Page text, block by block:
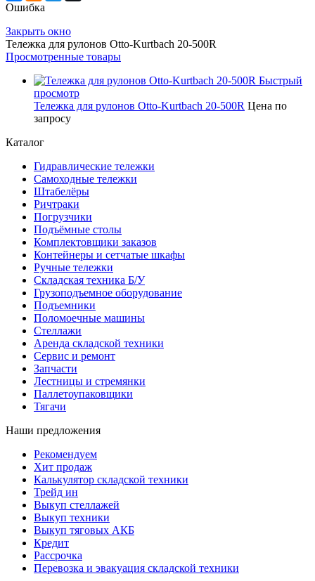
Ошибка
Закрыть окно
Тележка для рулонов Otto-Kurtbach 20-500R
Просмотренные товары
Быстрый
просмотр
Тележка для рулонов Otto-Kurtbach 20-500R Цена по
запросу
Каталог
Гидравлические тележки
Самоходные тележки
Штабелёры
Ричтраки
Погрузчики
Подъёмные столы
Комплектовщики заказов
Контейнеры и сетчатые шкафы
Ручные тележки
Складская техника Б/У
Грузоподъемное оборудование
Подъемники
Поломоечные машины
Стеллажи
Аренда складской техники
Сервис и ремонт
Запчасти
Лестницы и стремянки
Паллетоупаковщики
Тягачи
Наши предложения
Рекомендуем
Хит продаж
Калькулятор складской техники
Трейд ин
Выкуп стеллажей
Выкуп техники
Выкуп тяговых АКБ
Кредит
Рассрочка
Перевозка и эвакуация складской техники